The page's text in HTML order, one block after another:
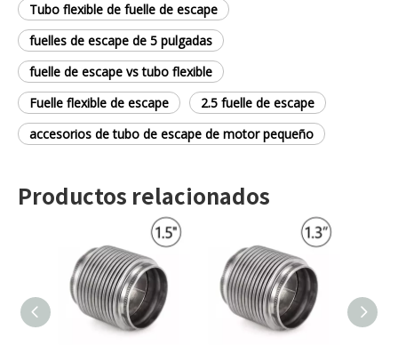
Tubo flexible de fuelle de escape
fuelles de escape de 5 pulgadas
fuelle de escape vs tubo flexible
Fuelle flexible de escape
2.5 fuelle de escape
accesorios de tubo de escape de motor pequeño
Productos relacionados